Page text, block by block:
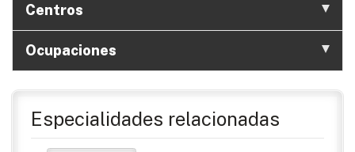
Centros
Ocupaciones
Especialidades relacionadas